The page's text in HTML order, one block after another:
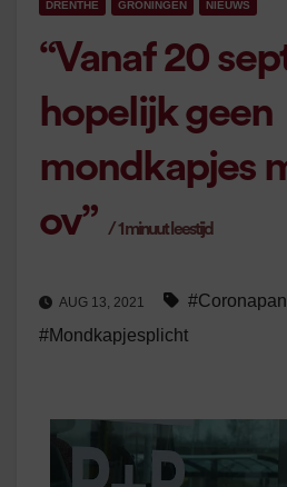
DRENTHE GRONINGEN NIEUWS
“Vanaf 20
hopelijk geen
mondkapjes
ov”
/1 minuut leestijd
AUG 13, 2021
#Mondkapjesplicht